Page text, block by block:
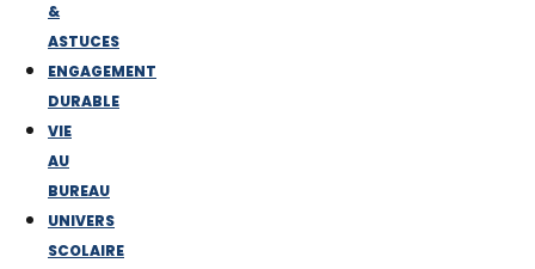
&
ASTUCES
ENGAGEMENT
DURABLE
VIE
AU
BUREAU
UNIVERS
SCOLAIRE